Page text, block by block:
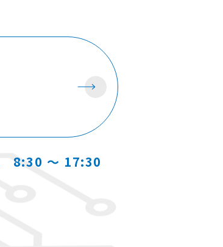
8:30 ～ 17:30